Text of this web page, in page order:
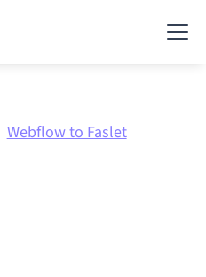
Webflow to Faslet